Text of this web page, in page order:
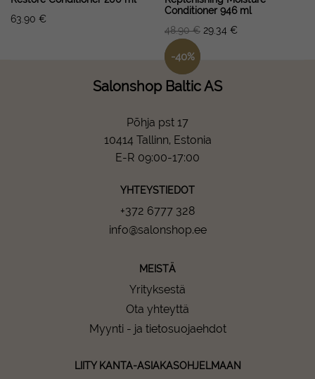
63.90 €
Conditioner 946 ml
48.90€ 29.34 €
-40%
Salonshop Baltic AS
Põhja pst 17
10414 Tallinn, Estonia
E-R 09:00-17:00
YHTEYSTIEDOT
+372 6777 328
info@salonshop.ee
MEISTÄ
Yrityksestä
Ota yhteyttä
Myynti - ja tietosuojaehdot
LIITY KANTA-ASIAKASOHJELMAAN